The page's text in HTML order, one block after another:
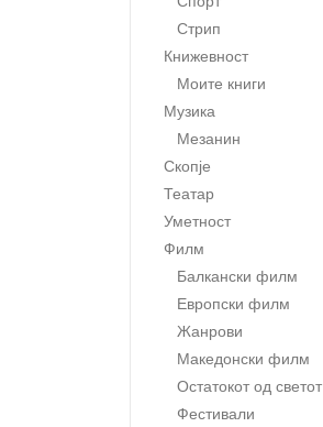
Стрип
Книжевност
Моите книги
Музика
Мезанин
Скопје
Театар
Уметност
Филм
Балкански филм
Европски филм
Жанрови
Македонски филм
Остатокот од светот
Фестивали